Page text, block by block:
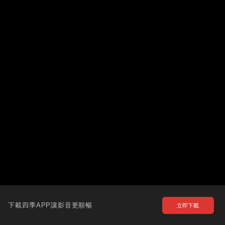
下載四季APP讓影音更順暢 立即下載